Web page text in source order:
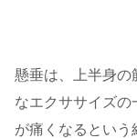
懸垂は、上半身の
なエクササイズの
が痛くなるという